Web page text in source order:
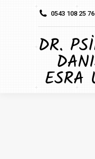
0543 108 25 76